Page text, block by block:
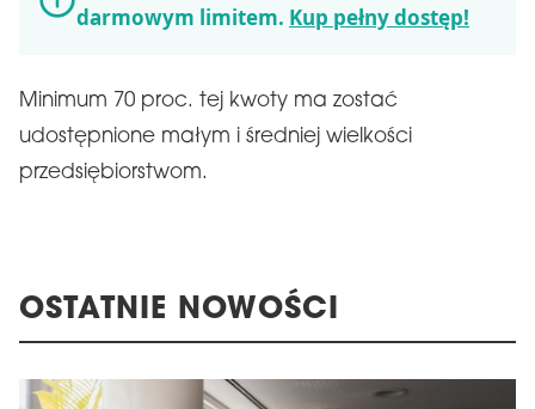
darmowym limitem. Kup pełny dostęp!
Minimum 70 proc. tej kwoty ma zostać
udostępnione małym i średniej wielkości
przedsiębiorstwom.
OSTATNIE NOWOŚCI